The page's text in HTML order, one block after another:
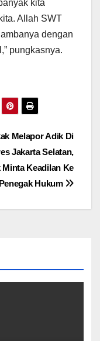
kita
Allah SWT
dengan
pungkasnya.
Melapor Adik Di
Jakarta Selatan,
Minta Keadilan Ke
Hukum